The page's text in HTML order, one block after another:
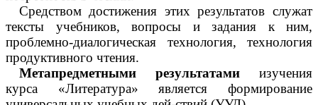
Средством достижения этих результатов служат
тексты учебников, вопросы и задания к ним,
проблемно-диалогическая технология, технология
продуктивного чтения.
Метапредметными результатамиизучения
курса «Литература» является формирование